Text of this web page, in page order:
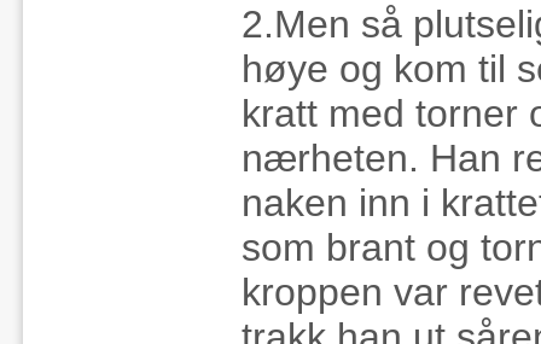
2.Men så
høye og kom til
kratt med torner
nærheten. Han
naken inn i
som brant og
kroppen var